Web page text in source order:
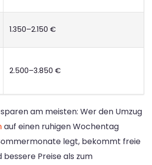
1.350–2.150 €
2.500–3.850 €
am meisten: Wer den Umzug
auf einen ruhigen Wochentag
legt, bekommt freie
Preise als zum